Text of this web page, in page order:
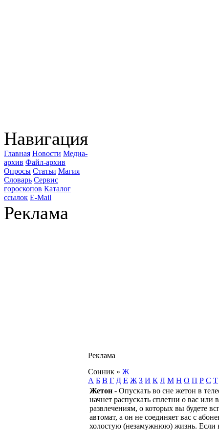
Навигация
Главная Новости Медиа-
архив Файл-архив
Опросы Статьи Магия
Словарь Сервис
гороскопов Каталог
ссылок E-Mail
Реклама
Реклама
Сонник » Ж
А Б В Г Д Е Ж З И К Л М Н О П Р С Т
Жетон - Опускать во сне жетон в
начнет распускать сплетни о вас
развлечениям, о которых вы будете
автомат, а он не соединяет вас с
холостую (незамужнюю) жизнь. Если